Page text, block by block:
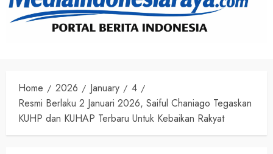
Home 2026 January
4
Resmi Berlaku 2 Januari 2026, Saiful Chaniago Tegaskan
KUHP dan KUHAP Terbaru Untuk Kebaikan Rakyat